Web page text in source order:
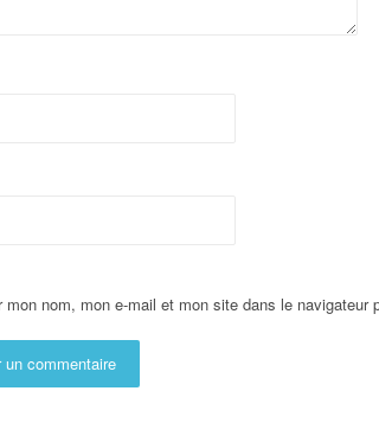
mon nom, mon e-mail et mon site dans le navigateur